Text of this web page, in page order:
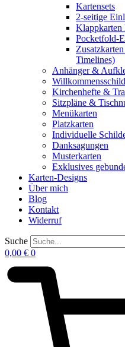
Kartensets
2-seitige
Klappkarten
Pocketfold-
Timelines)
Anhänger &
Kirchenhefte &
Sitzpläne &
Menükarten
Platzkarten
Individuelle
Danksagungen
Musterkarten
Exklusives
Karten-Designs
Über mich
Blog
Kontakt
Widerruf
Suche
0,00 € 0